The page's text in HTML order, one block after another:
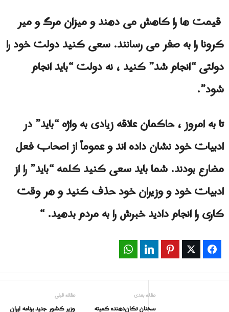
قیمت ها را کاهش می دهند و میزان مرگ و میر
کرونا را به صفر می رسانند. سعی کنید دولت خود را
دولتی “انجام شد” کنید ، نه دولت “باید انجام
شود”.
تا به امروز ، حاکمان علاقه زیادی به واژه “باید” در
ادبیات خود نشان داده اند و عموماً از اصحاب فعل
مضارع بودند. شما باید سعی کنید کلمه “باید” را از
ادبیات خود و وزیران خود حذف کنید و هر وقت
کاری را انجام دادید خبرش را به مردم بدهید. “
Facebook
Twitter
Pinterest
LinkedIn
مقاله قبلی
وزیر کشور جدید برنامه ایران
مقاله بعدی
سخنان تکان‌دهنده کمیته